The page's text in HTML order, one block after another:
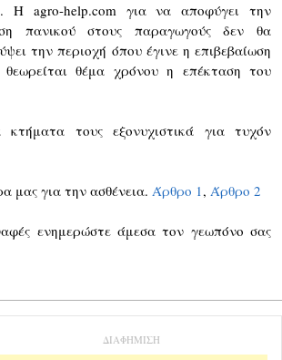
Η agro-help.com για να αποφύγει την
πανικού στους παραγωγούς δεν θα
την περιοχή όπου έγινε η επιβεβαίωση
θέμα χρόνου η επέκταση του
τους εξονυχιστικά για τυχόν
μας για την ασθένεια. Άρθρο 1, Άρθρο 2
ενημερώστε άμεσα τον γεωπόνο σας
ΔΙΑΦΗΜΙΣΗ